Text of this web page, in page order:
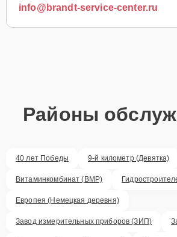
info@brandt-service-center.ru
Районы
40 лет Победы 9-й километр (Девятка)
Витаминкомбинат (ВМР)
Европея (Немецкая деревня)
Завод измерительных приборов (ЗИП)